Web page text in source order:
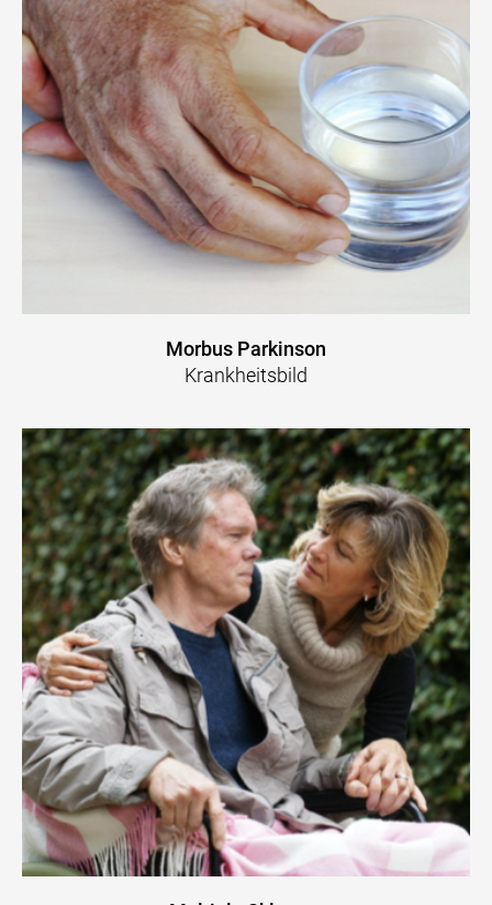
Morbus Parkinson
Krankheitsbild